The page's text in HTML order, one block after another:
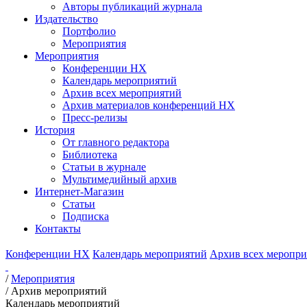
Авторы публикаций журнала
Издательство
Портфолио
Мероприятия
Мероприятия
Конференции НХ
Календарь мероприятий
Архив всех мероприятий
Архив материалов конференций НХ
Пресс-релизы
История
От главного редактора
Библиотека
Статьи в журнале
Мультимедийный архив
Интернет-Магазин
Статьи
Подписка
Контакты
Конференции НХ Календарь мероприятий Архив всех
/Мероприятия
/ Архив мероприятий
Календарь мероприятий